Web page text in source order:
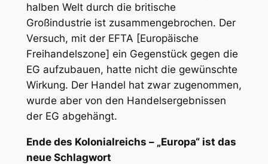
halben Welt durch die britische
Großindustrie ist zusammengebrochen. Der
Versuch, mit der EFTA [Europäische
Freihandelszone] ein Gegenstück gegen die
EG aufzubauen, hatte nicht die gewünschte
Wirkung. Der Handel hat zwar zugenommen,
wurde aber von den Handelsergebnissen
der EG abgehängt.
Ende des Kolonialreichs – „Europa“ ist das
neue Schlagwort